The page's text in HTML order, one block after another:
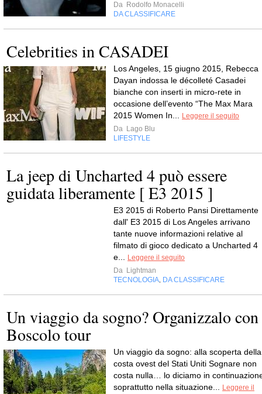
Da Rodolfo Monacelli
DA CLASSIFICARE
Los Angeles, 15 giugno 2015, Rebecca
Dayan indossa le décolleté Casadei
bianche con inserti in micro-rete in
occasione dell’evento “The Max Mara
2015 Women In...
Leggere il seguito
Da Lago Blu
LIFESTYLE
La jeep di Uncharted 4 può essere
guidata liberamente [ E3 2015 ]
E3 2015 di Roberto Pansi Direttamente
dall' E3 2015 di Los Angeles arrivano
tante nuove informazioni relative al
filmato di gioco dedicato a Uncharted 4
e...
Leggere il seguito
Da Lightman
TECNOLOGIA DA CLASSIFICARE
Un viaggio da sogno? Organizzalo con
Boscolo tour
Un viaggio da sogno: alla scoperta della
costa ovest del Stati Uniti Sognare non
costa nulla… lo diciamo in
soprattutto nella situazione...
Leggere il